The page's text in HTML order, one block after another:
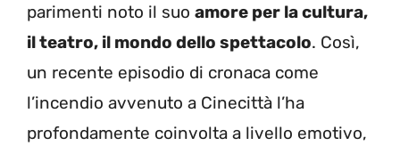
parimenti noto il suo amore per la cultura,
il teatro, il mondo dello spettacolo. Così,
un recente episodio di cronaca come
l’incendio avvenuto a Cinecittà l’ha
profondamente coinvolta a livello emotivo,